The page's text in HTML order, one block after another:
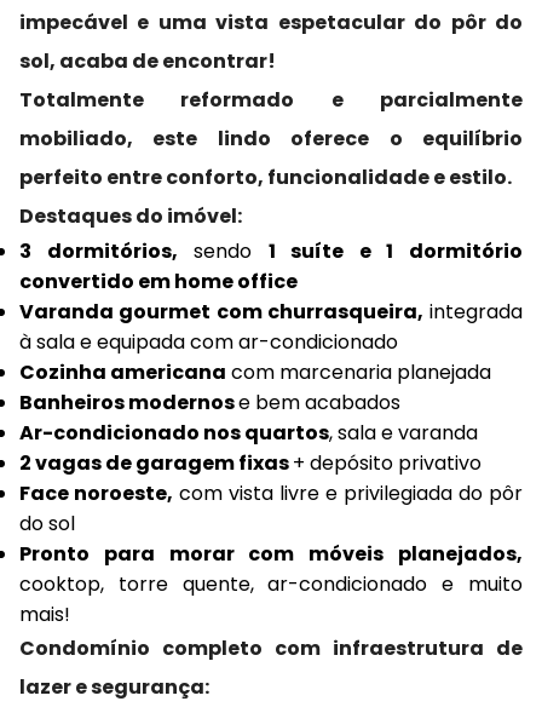
impecável e uma vista espetacular do pôr do
sol, acaba de encontrar!
Totalmente reformado e parcialmente
mobiliado, este lindo oferece o equilíbrio
perfeito entre conforto, funcionalidade e estilo.
Destaques do imóvel:
3 dormitórios, sendo 1 suíte e 1 dormitório
convertido em home office
Varanda gourmet com churrasqueira, integrada
à sala e equipada com ar-condicionado
Cozinha americana com marcenaria planejada
Banheiros modernose bem acabados
Ar-condicionado nos quartos, sala e varanda
2 vagas de garagem fixas+ depósito privativo
Face noroeste, com vista livre e privilegiada do pôr
do sol
Pronto para morar com móveis planejados,
cooktop, torre quente, ar-condicionado e muito
mais!
Condomínio completo com infraestrutura de
lazer e segurança: